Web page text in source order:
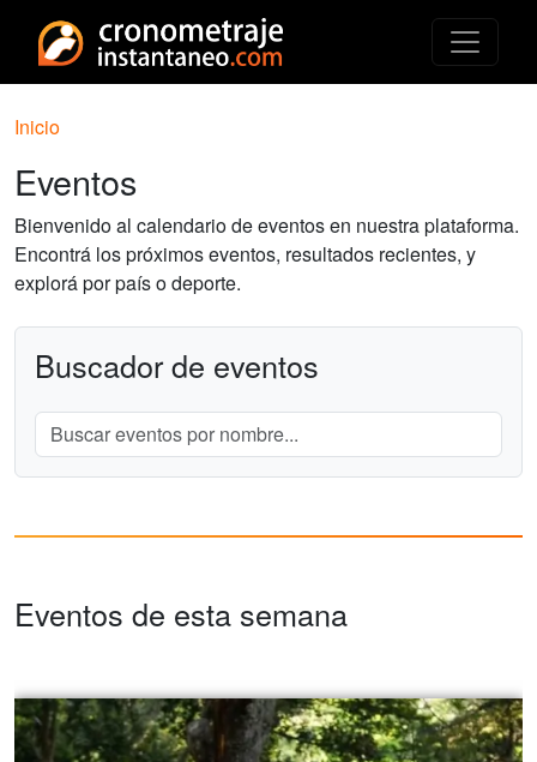
Inicio
Eventos
Bienvenido al calendario de eventos en nuestra plataforma.
Encontrá los próximos eventos, resultados recientes, y
explorá por país o deporte.
Buscador de eventos
Eventos de esta semana